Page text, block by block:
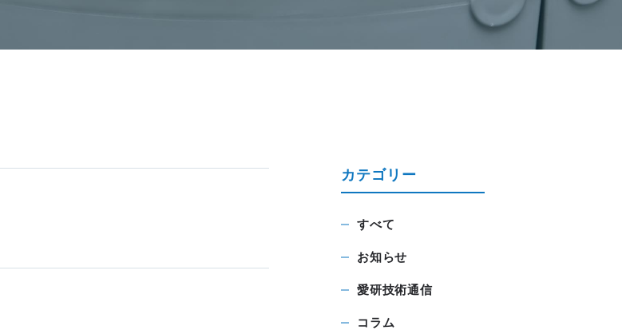
カテゴリー
すべて
お知らせ
愛研技術通信
コラム